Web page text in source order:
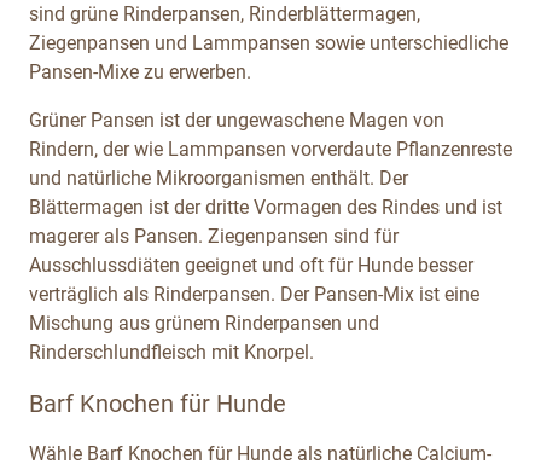
sind grüne Rinderpansen, Rinderblättermagen,
Ziegenpansen und Lammpansen sowie unterschiedliche
Pansen-Mixe zu erwerben.
Grüner Pansen ist der ungewaschene Magen von
Rindern, der wie Lammpansen vorverdaute Pflanzenreste
und natürliche Mikroorganismen enthält. Der
Blättermagen ist der dritte Vormagen des Rindes und ist
magerer als Pansen. Ziegenpansen sind für
Ausschlussdiäten geeignet und oft für Hunde besser
verträglich als Rinderpansen. Der Pansen-Mix ist eine
Mischung aus grünem Rinderpansen und
Rinderschlundfleisch mit Knorpel.
Barf Knochen für Hunde
Wähle Barf Knochen für Hunde als natürliche Calcium-